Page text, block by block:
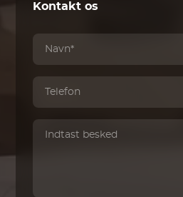
Kontakt os